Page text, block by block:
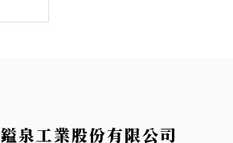
鎰泉工業股份有限公司